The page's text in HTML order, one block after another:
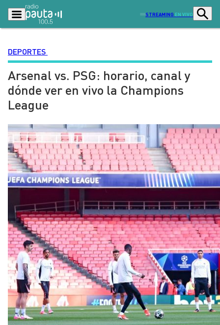
STREAMING EN VIVO
Podcasts Programas
Lo Último Actualidad
Ciudad
Radio en vivo Sostenibilidad
Tendencias Deportes
Entretención y Cultura Opinión
Dato en Pauta Señal 2
Contenido Patrocinado
DEPORTES
Arsenal vs. PSG: horario, canal y
dónde ver en vivo la Champions
League